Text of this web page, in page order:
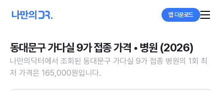
앱 다운로드
동대문구 가다실 9가 접종 가격 • 병원 (2026)
나만의닥터에서 조회된 동대문구 가다실 9가 접종 병원의 1회 최
저 가격은 165,000원입니다.